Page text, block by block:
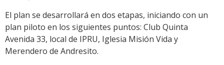
El plan se desarrollará en dos etapas, iniciando con un
plan piloto en los siguientes puntos: Club Quinta
Avenida 33, local de IPRU, Iglesia Misión Vida y
Merendero de Andresito.